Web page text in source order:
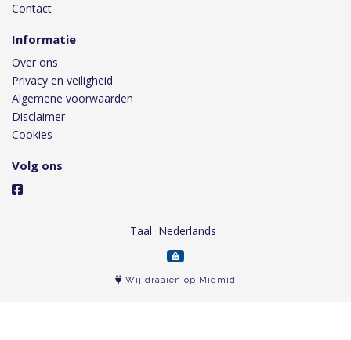
Contact
Informatie
Over ons
Privacy en veiligheid
Algemene voorwaarden
Disclaimer
Cookies
Volg ons
Taal
Wij draaien op Midmid